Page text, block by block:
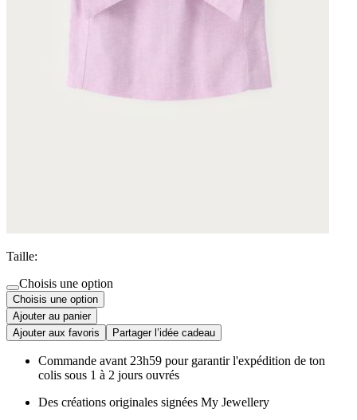
Taille:
Choisis une option
Choisis une option
Ajouter au panier
Ajouter aux favoris
Partager l’idée cadeau
Commande avant 23h59 pour garantir l'expédition de ton
colis sous 1 à 2 jours ouvrés
Des créations originales signées My Jewellery